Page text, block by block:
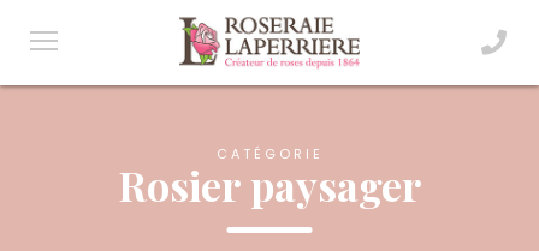
CATÉGORIE
Rosier paysager